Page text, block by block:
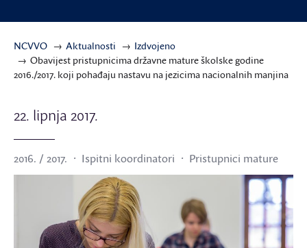
NCVVO Aktualnosti
Izdvojeno
Obavijest pristupnicima državne mature školske godine
2016./2017. koji pohađaju nastavu na jezicima nacionalnih manjina
22. lipnja 2017.
2016. / 2017. Ispitni koordinatori Pristupnici mature